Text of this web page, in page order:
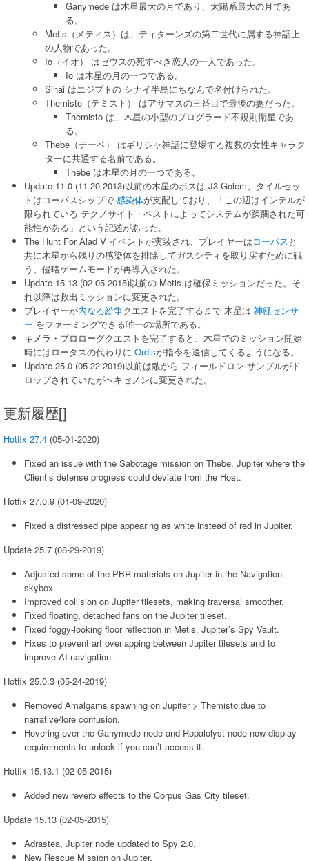
Ganymede は木星最大の月であり、太陽系最大の月であ
る。
Metis（メティス）は、ティターンズの第二世代に属する神話上
の人物であった。
Io（イオ） はゼウスの死すべき恋人の一人であった。
Io は木星の月の一つである。
Sinai はエジプトの シナイ半島にちなんで名付けられた。
Themisto（テミスト） はアサマスの三番目で最後の妻だった。
Themisto は、木星の小型のプログラード不規則衛星であ
る。
Thebe（テーベ） はギリシャ神話に登場する複数の女性キャラク
ターに共通する名前である。
Thebe は木星の月の一つである。
Update 11.0 (11-20-2013)以前の木星のボスは J3-Golem、タイルセッ
トはコーパスシップで 感染体が支配しており、「この辺はインテルが
限られている テクノサイト・ペストによってシステムが蹂躙された可
能性がある」という記述があった。
The Hunt For Alad V イベントが実装され、プレイヤーはコーパスと
共に木星から残りの感染体を排除してガスシティを取り戻すために戦
う、侵略ゲームモードが再導入された。
Update 15.13 (02-05-2015)以前の Metis は確保ミッションだった。そ
れ以降は救出ミッションに変更された。
プレイヤーが内なる紛争クエストを完了するまで 木星は 神経センサ
ー をファーミングできる唯一の場所である。
キメラ・プロローグクエストを完了すると、木星でのミッション開始
時にはロータスの代わりに Ordisが指令を送信してくるようになる。
Update 25.0 (05-22-2019)以前は敵から フィールドロン サンプルがド
ロップされていたがへキセノンに変更された。
更新履歴[]
Hotfix 27.4 (05-01-2020)
Fixed an issue with the Sabotage mission on Thebe, Jupiter where the
Client’s defense progress could deviate from the Host.
Hotfix 27.0.9 (01-09-2020)
Fixed a distressed pipe appearing as white instead of red in Jupiter.
Update 25.7 (08-29-2019)
Adjusted some of the PBR materials on Jupiter in the Navigation
skybox.
Improved collision on Jupiter tilesets, making traversal smoother.
Fixed floating, detached fans on the Jupiter tileset.
Fixed foggy-looking floor reflection in Metis, Jupiter’s Spy Vault.
Fixes to prevent art overlapping between Jupiter tilesets and to
improve AI navigation.
Hotfix 25.0.3 (05-24-2019)
Removed Amalgams spawning on Jupiter > Themisto due to
narrative/lore confusion.
Hovering over the Ganymede node and Ropalolyst node now display
requirements to unlock if you can’t access it.
Hotfix 15.13.1 (02-05-2015)
Added new reverb effects to the Corpus Gas City tileset.
Update 15.13 (02-05-2015)
Adrastea, Jupiter node updated to Spy 2.0.
New Rescue Mission on Jupiter.